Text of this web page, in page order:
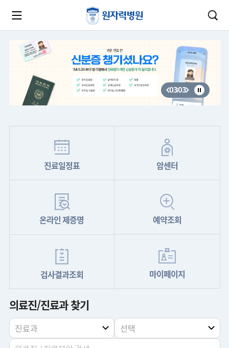
본문으로 가기
주메뉴로 가기
카피라이트로 가기
0303
진료일정표 암센터
온라인 제증명 예약조회
검사결과조회 마이페이지
의료진/진료과 찾기